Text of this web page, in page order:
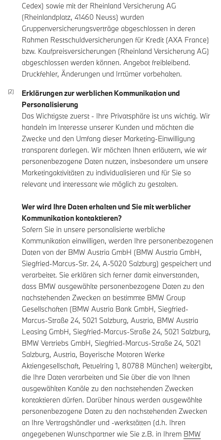
Cedex) sowie mit der Rheinland Versicherung AG
(Rheinlandplatz, 41460 Neuss) wurden
Gruppenversicherungsverträge abgeschlossen in deren
Rahmen Restschuldversicherungen für Kredit (AXA France)
bzw. Kaufpreisversicherungen (Rheinland Versicherung AG)
abgeschlossen werden können. Angebot freibleibend.
Druckfehler, Änderungen und Irrtümer vorbehalten.
Erklärungen zur werblichen Kommunikation und
Personalisierung
Das Wichtigste zuerst - Ihre Privatsphäre ist uns wichtig. Wir
handeln im Interesse unserer Kunden und möchten die
Zwecke und den Umfang dieser Marketing-Einwilligung
transparent darlegen. Wir möchten Ihnen erläutern, wie wir
personenbezogene Daten nutzen, insbesondere um unsere
Marketingaktivitäten zu individualisieren und für Sie so
relevant und interessant wie möglich zu gestalten.
Wer wird Ihre Daten erhalten und Sie mit werblicher
Kommunikation kontaktieren?
Sofern Sie in unsere personalisierte werbliche
Kommunikation einwilligen, werden Ihre personenbezogenen
Daten von der BMW Austria GmbH (BMW Austria GmbH,
Siegfried-Marcus-Str. 24, A-5020 Salzburg) gespeichert und
verarbeitet. Sie erklären sich ferner damit einverstanden,
dass BMW ausgewählte personenbezogene Daten zu den
nachstehenden Zwecken an bestimmte BMW Group
Gesellschaften (BMW Austria Bank GmbH, Siegfried-
Marcus-Straße 24, 5021 Salzburg, Austria, BMW Austria
Leasing GmbH, Siegfried-Marcus-Straße 24, 5021 Salzburg,
BMW Vertriebs GmbH, Siegfried-Marcus-Straße 24, 5021
Salzburg, Austria, Bayerische Motoren Werke
Aktiengesellschaft, Petuelring 1, 80788 München) weitergibt,
die Ihre Daten verarbeiten und Sie über die von Ihnen
ausgewählten Kanäle zu den nachstehenden Zwecken
kontaktieren dürfen. Darüber hinaus werden ausgewählte
personenbezogene Daten zu den nachstehenden Zwecken
an Ihre Vertragshändler und -werkstätten (d.h. Ihren
angegebenen Wunschpartner wie Sie z.B. in Ihrem BMW